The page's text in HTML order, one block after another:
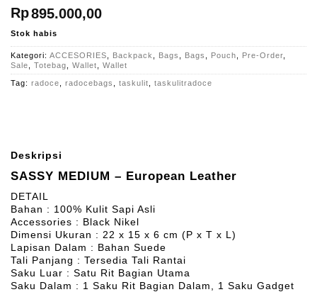
Rp895.000,00
Stok habis
Kategori: ACCESORIES Backpack Bags Bags Pouch Pre-Order
Sale
Totebag Wallet Wallet
Tag: radoce radocebags taskulit taskulitradoce
Deskripsi
SASSY MEDIUM – European Leather
DETAIL
Bahan : 100% Kulit Sapi Asli
Accessories : Black Nikel
Dimensi Ukuran : 22 x 15 x 6 cm (P x T x L)
Lapisan Dalam : Bahan Suede
Tali Panjang : Tersedia Tali Rantai
Saku Luar : Satu Rit Bagian Utama
Saku Dalam : 1 Saku Rit Bagian Dalam, 1 Saku Gadget